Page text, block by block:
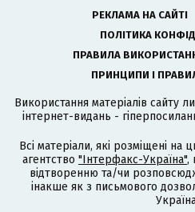
РЕКЛАМА НА САЙТІ
ПОЛІТИКА
ПРАВИЛА
ПРИНЦИПИ І
Використання матеріалів сайту
інтернет-видань -
Всі матеріали, які розміщені на
агентство "Інтерфакс-Україна",
відтворенню та/чи
інакше як з письмового